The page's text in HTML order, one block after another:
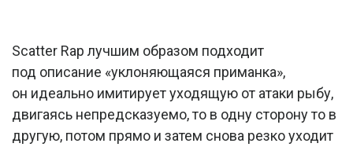
Scatter Rap лучшим образом подходит
под описание «уклоняющаяся приманка»,
он идеально имитирует уходящую от атаки рыбу,
двигаясь непредсказуемо, то в одну сторону то в
другую, потом прямо и затем снова резко уходит